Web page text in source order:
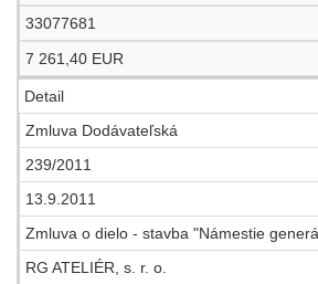
33077681
7 261,40 EUR
Detail
Zmluva Dodávateľská
239/2011
13.9.2011
Zmluva o dielo - stavba "Námestie
RG ATELIÉR, s. r. o.